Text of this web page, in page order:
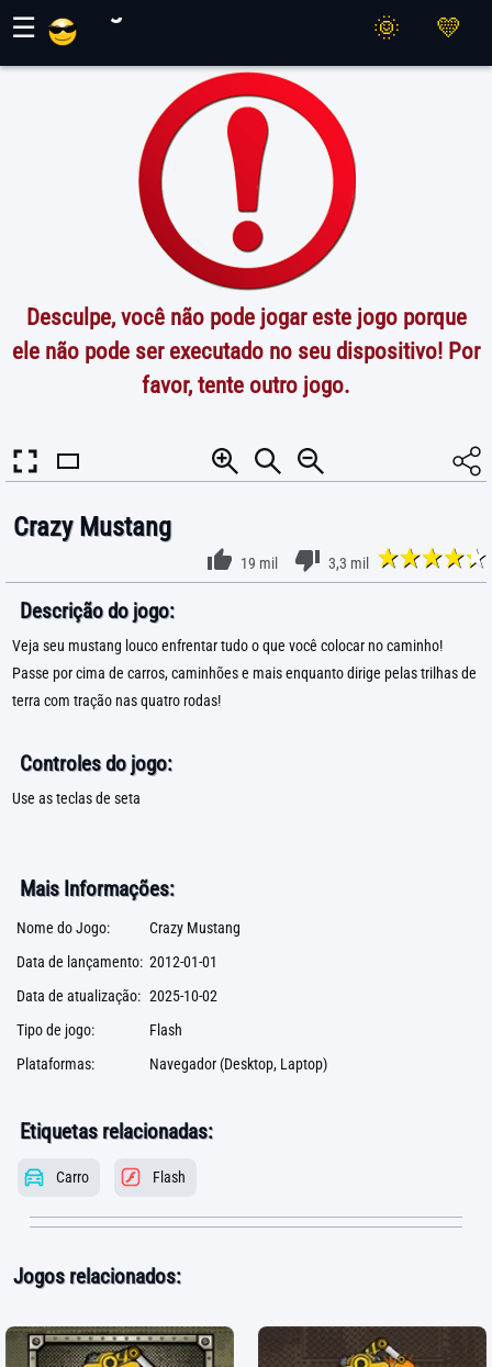
☰
Desculpe, você não pode jogar este jogo porque
ele não pode ser executado no seu dispositivo! Por
favor, tente outro jogo.
Crazy Mustang
19 mil 3,3 mil
Descrição do jogo:
Veja seu mustang louco enfrentar tudo o que você colocar no caminho!
Passe por cima de carros, caminhões e mais enquanto dirige pelas trilhas de
terra com tração nas quatro rodas!
Controles do jogo:
Use as teclas de seta
Mais Informações:
Nome do Jogo:
Crazy Mustang
Data de lançamento: 2012-01-01
Data de atualização: 2025-10-02
Tipo de jogo:
Flash
Plataformas:
Navegador (Desktop, Laptop)
Etiquetas relacionadas:
Carro Flash
Jogos relacionados: